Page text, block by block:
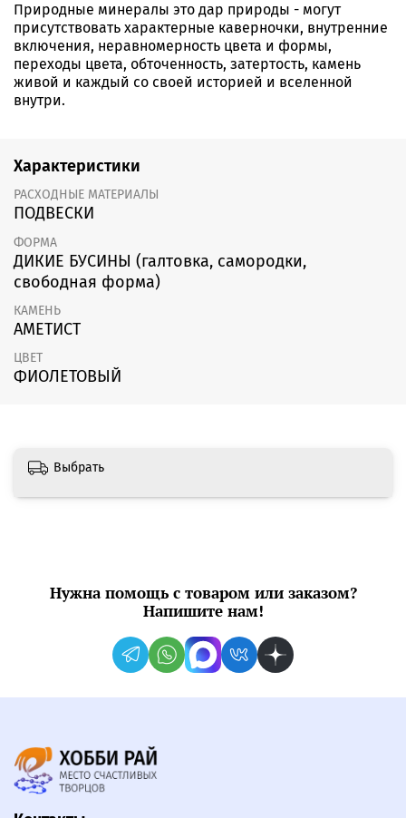
Природные минералы это дар природы - могут
присутствовать характерные каверночки, внутренние
включения, неравномерность цвета и формы,
переходы цвета, обточенность, затертость, камень
живой и каждый со своей историей и вселенной
внутри.
Характеристики
РАСХОДНЫЕ МАТЕРИАЛЫ
ПОДВЕСКИ
ФОРМА
ДИКИЕ БУСИНЫ (галтовка, самородки,
свободная форма)
КАМЕНЬ
АМЕТИСТ
ЦВЕТ
ФИОЛЕТОВЫЙ
Выбрать
Нужна помощь с товаром или заказом?
Напишите нам!